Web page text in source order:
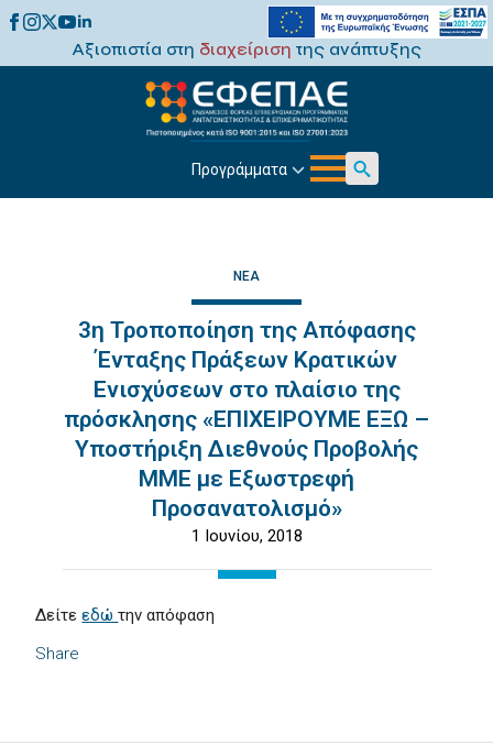
Αξιοπιστία στη διαχείριση της ανάπτυξης
Προγράμματα
Search
ΝΈΑ
3η Τροποποίηση της Απόφασης
Ένταξης Πράξεων Κρατικών
Ενισχύσεων στο πλαίσιο της
πρόσκλησης «ΕΠΙΧΕΙΡΟΥΜΕ ΕΞΩ –
Υποστήριξη Διεθνούς Προβολής
ΜΜΕ με Εξωστρεφή
Προσανατολισμό»
1 Ιουνίου, 2018
Share
Δείτεεδώτην απόφαση